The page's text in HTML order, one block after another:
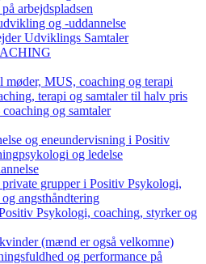
arbejdspladsen
og -uddannelse
Udviklings Samtaler
MUS, coaching og terapi
terapi og samtaler til halv pris
og samtaler
og eneundervisning i Positiv
og ledelse
grupper i Positiv Psykologi,
angsthåndtering
Psykologi, coaching, styrker og
(mænd er også velkomne)
og performance på